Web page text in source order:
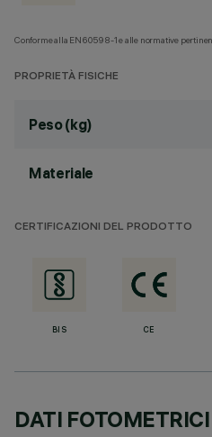
Conforme alla EN60598-1 e alle normative
PROPRIETÀ FISICHE
Peso (kg)
Materiale
CERTIFICAZIONI DEL PRODOTTO
BIS CE
DATI FOTOMETRICI